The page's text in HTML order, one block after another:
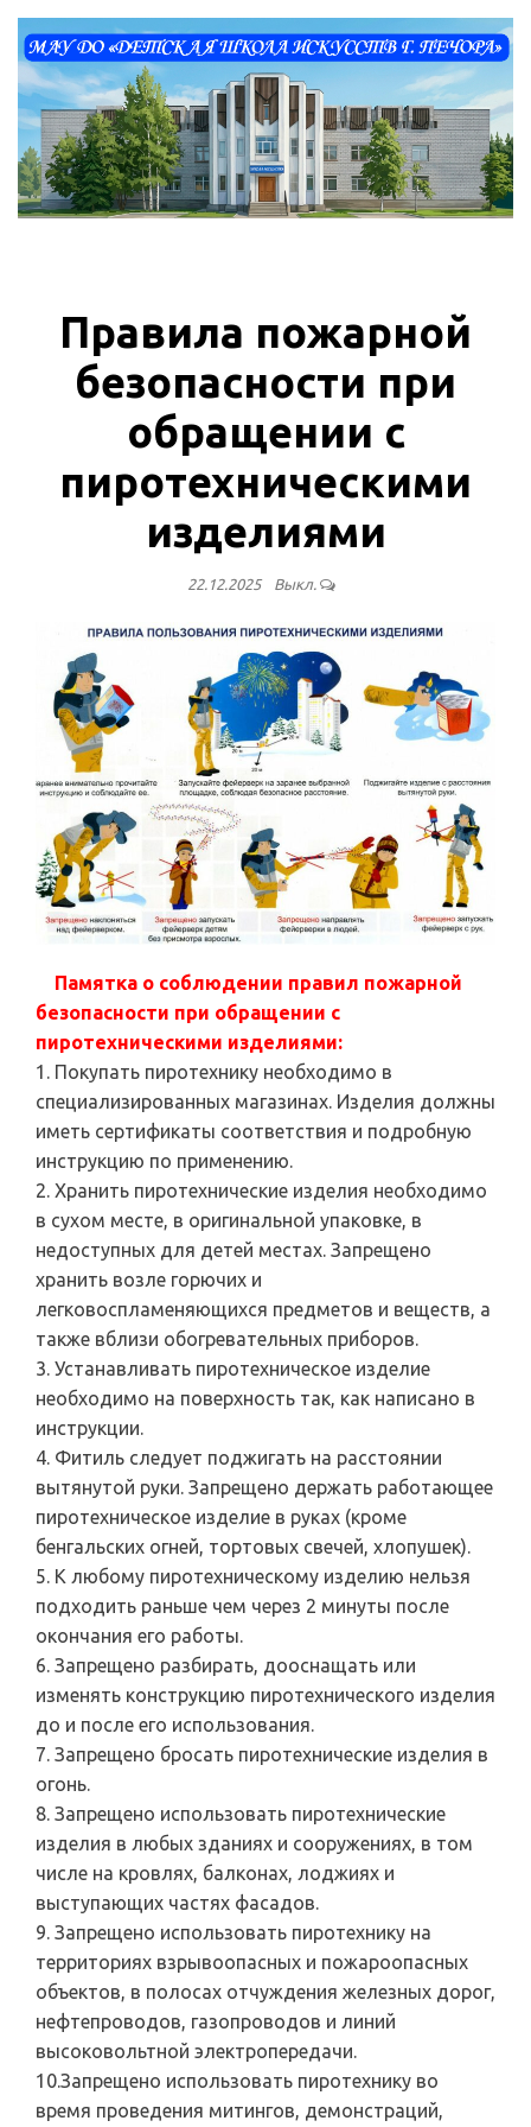
Правила пожарной
безопасности при
обращении с
пиротехническими
изделиями
22.12.2025 Выкл.
Памятка о соблюдении правил пожарной
безопасности при обращении с
пиротехническими изделиями:
1. Покупать пиротехнику необходимо в
специализированных магазинах. Изделия должны
иметь сертификаты соответствия и подробную
инструкцию по применению.
2. Хранить пиротехнические изделия необходимо
в сухом месте, в оригинальной упаковке, в
недоступных для детей местах. Запрещено
хранить возле горючих и
легковоспламеняющихся предметов и веществ, а
также вблизи обогревательных приборов.
3. Устанавливать пиротехническое изделие
необходимо на поверхность так, как написано в
инструкции.
4. Фитиль следует поджигать на расстоянии
вытянутой руки. Запрещено держать работающее
пиротехническое изделие в руках (кроме
бенгальских огней, тортовых свечей, хлопушек).
5. К любому пиротехническому изделию нельзя
подходить раньше чем через 2 минуты после
окончания его работы.
6. Запрещено разбирать, дооснащать или
изменять конструкцию пиротехнического изделия
до и после его использования.
7. Запрещено бросать пиротехнические изделия в
огонь.
8. Запрещено использовать пиротехнические
изделия в любых зданиях и сооружениях, в том
числе на кровлях, балконах, лоджиях и
выступающих частях фасадов.
9. Запрещено использовать пиротехнику на
территориях взрывоопасных и пожароопасных
объектов, в полосах отчуждения железных дорог,
нефтепроводов, газопроводов и линий
высоковольтной электропередачи.
10.Запрещено использовать пиротехнику во
время проведения митингов, демонстраций,